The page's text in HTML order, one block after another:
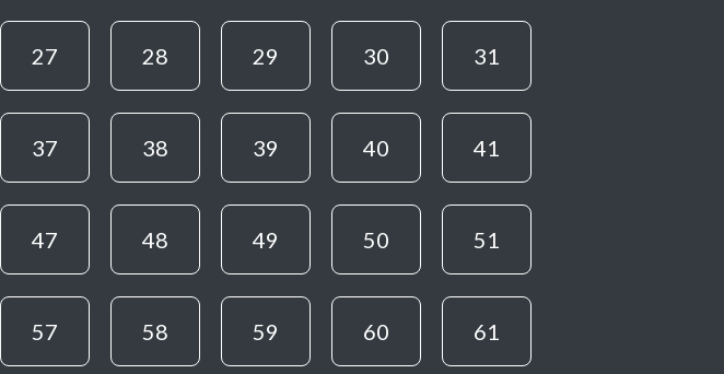
27 28 29 30 31
37 38 39 40 41
47 48 49 50 51
57 58 59 60 61